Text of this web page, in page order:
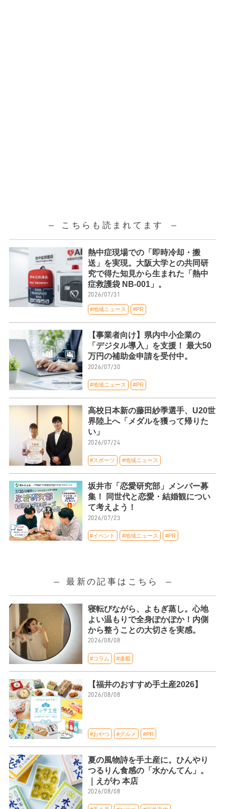
こちらも読まれてます
熱中症現場での「即時冷却・搬
送」を実現。大阪大学との共同研
究で得た知見から生まれた「熱中
症救護袋 NB-001」。
2026/07/31
#地域ニュース #PR
【事業者向け】県内中小企業の
「デジタル導入」を支援！ 最大50
万円の補助金申請を受付中。
2026/07/30
#地域ニュース #PR
高校日本新の藤田紗季選手、U20世
界陸上へ「メダルを獲って帰りた
い」
2026/07/24
#スポーツ #地域ニュース
坂井市「恋愛研究部」メンバー募
集！ 同世代と恋愛・結婚観につい
て考えよう！
2026/07/23
#イベント #地域ニュース #PR
最新の記事はこちら
寝転びながら、よもぎ蒸し。心地
よい温もりで全身ぽかぽか！内側
から整うことの大切さを実感。
2026/08/08
#コラム #連載
【福井のおすすめ手土産2026】
2026/08/08
#おやつ #グルメ #PR
夏の風物詩を手土産に。ひんやり
つるりん食感の「水かんてん」。
｜えがわ 本店
2026/08/08